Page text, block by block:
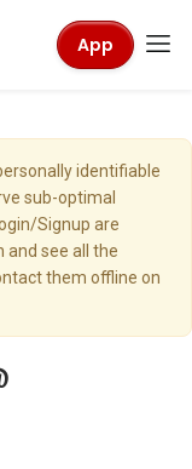
App
identifiable
sub-optimal
Signup are
and see all the
them offline on